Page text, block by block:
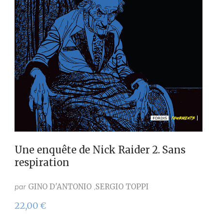
Une enquête de Nick Raider 2. Sans
respiration
par GINO D'ANTONIO SERGIO TOPPI
22,00 €